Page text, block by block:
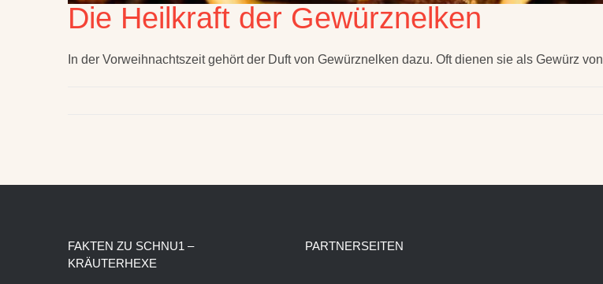
Die Heilkraft der Gewürznelken
In der Vorweihnachtszeit gehört der Duft von Gewürznelken dazu. Oft dienen sie als Gewürz von
FAKTEN ZU SCHNU1 –
KRÄUTERHEXE
PARTNERSEITEN